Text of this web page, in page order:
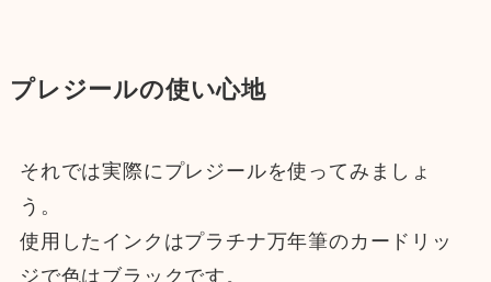
プレジールの使い心地
それでは実際にプレジールを使ってみましょ
う。
使用したインクはプラチナ万年筆のカードリッ
ジで色はブラックです。